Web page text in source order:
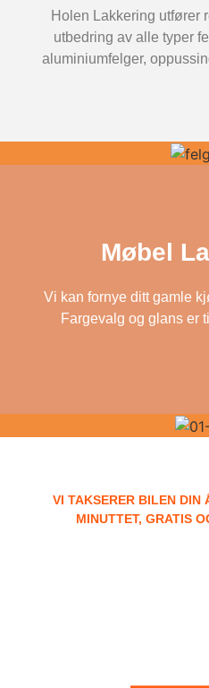
Holen Lakkering utfører
utbedring av alle typer
aluminiumfelger,
Møbel
Vi kan fornye ditt gamle
Fargevalg og glans er
VI TAKSERER BILEN DIN
MINUTTET, GRATIS